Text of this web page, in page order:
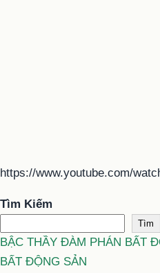
https://www.youtube.com/
Tìm Kiếm
Tìm
BẬC THẦY ĐÀM PHÁN BẤT
BẤT ĐỘNG SẢN